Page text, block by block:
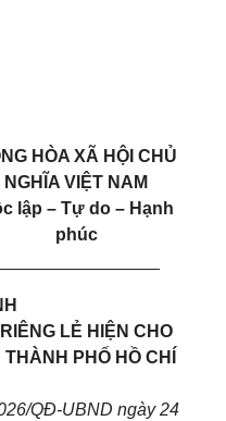
HÒA XÃ HỘI CHỦ
NGHĨA VIỆT NAM
lập – Tự do – Hạnh
phúc
LẺ HIỆN CHO
PHỐ HỒ CHÍ
QĐ-UBND ngày 24